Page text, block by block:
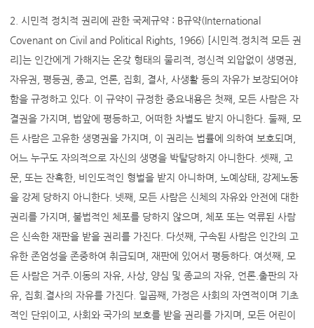
2. 시민적 정치적 권리에 관한 국제규약 : B규약(International
Covenant on Civil and Political Rights, 1966) [시민적.정치적 모든 권
리]는 인간에게 가해지는 온갖 형태의 물리적, 정신적 외압없이 생명권,
자유권, 평등권, 종교, 언론, 집회, 결사, 사생활 등의 자유가 보장되어야
함을 규정하고 있다. 이 규약이 규정한 중요내용은 첫째, 모든 사람은 자
결권을 가지며, 법앞에 평등하고, 어떠한 차별도 받지 아니한다. 둘째, 모
든 사람은 고유한 생명권을 가지며, 이 권리는 법률에 의하여 보호되며,
어느 누구도 자의적으로 자신의 생명을 박탈당하지 아니한다. 셋째, 고
문, 또는 잔혹한, 비인도적인 형벌을 받지 아니하며, 노예상태, 강제노동
을 강제 당하지 아니한다. 넷째, 모든 사람은 신체의 자유와 안전에 대한
권리를 가지며, 불법적인 체포를 당하지 않으며, 체포 또는 억류된 사람
은 신속한 재판을 받을 권리를 가진다. 다섯째, 구속된 사람은 인간의 고
유한 존엄성을 존중하여 취급되며, 재판에 있어서 평등하다. 여섯째, 모
든 사람은 거주.이동의 자유, 사상, 양심 및 종교의 자유, 언론.출판의 자
유, 집회.결사의 자유를 가진다. 일곱째, 가정은 사회의 자연적이며 기초
적인 단위이고, 사회와 국가의 보호를 받을 권리를 가지며, 모든 어린이